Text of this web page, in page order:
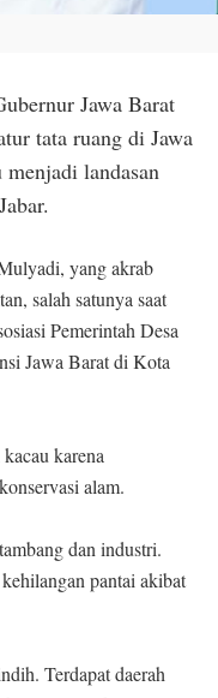
Jawa Barat
tata ruang di Jawa
landasan
yang akrab
salah satunya saat
Pemerintah Desa
Jawa Barat di Kota
karena
alam.
dan industri.
pantai akibat
Terdapat daerah